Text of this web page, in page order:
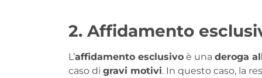
2. Affidamento
L’affidamento esclusivo è una deroga
caso di gravi motivi. In questo caso, la